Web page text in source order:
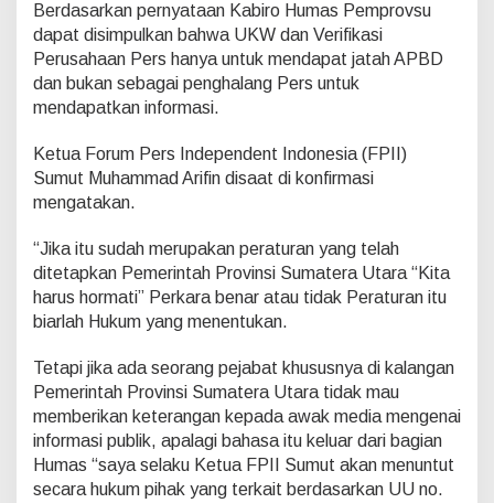
Berdasarkan pernyataan Kabiro Humas Pemprovsu
dapat disimpulkan bahwa UKW dan Verifikasi
Perusahaan Pers hanya untuk mendapat jatah APBD
dan bukan sebagai penghalang Pers untuk
mendapatkan informasi.
Ketua Forum Pers Independent Indonesia (FPII)
Sumut Muhammad Arifin disaat di konfirmasi
mengatakan.
“Jika itu sudah merupakan peraturan yang telah
ditetapkan Pemerintah Provinsi Sumatera Utara “Kita
harus hormati” Perkara benar atau tidak Peraturan itu
biarlah Hukum yang menentukan.
Tetapi jika ada seorang pejabat khususnya di kalangan
Pemerintah Provinsi Sumatera Utara tidak mau
memberikan keterangan kepada awak media mengenai
informasi publik, apalagi bahasa itu keluar dari bagian
Humas “saya selaku Ketua FPII Sumut akan menuntut
secara hukum pihak yang terkait berdasarkan UU no.